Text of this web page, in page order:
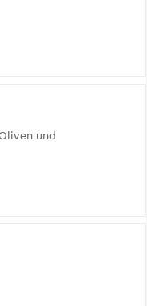
und